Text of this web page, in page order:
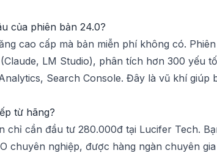
của phiên bản 24.0?
cao cấp mà bản miễn phí không có.
LM Studio), phân tích hơn 300 yếu
Search Console. Đây là vũ khí giúp
từ hãng?
chỉ cần đầu tư 280.000đ tại Lucifer Tech.
chuyên nghiệp, được hàng ngàn chuyên